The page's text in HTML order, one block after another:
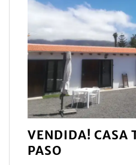
VENDIDA! CASA
PASO